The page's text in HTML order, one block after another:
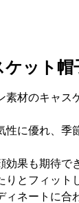
ケット帽
素材のキャス
性に優れ、季
果も期待で
とフィット
ィネートに合